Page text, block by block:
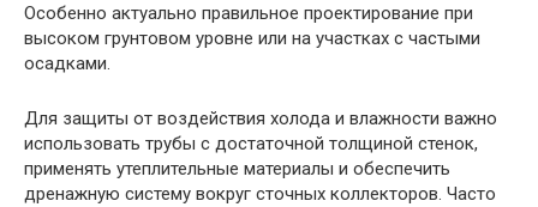
Особенно актуально правильное проектирование при
высоком грунтовом уровне или на участках с частыми
осадками.
Для защиты от воздействия холода и влажности важно
использовать трубы с достаточной толщиной стенок,
применять утеплительные материалы и обеспечить
дренажную систему вокруг сточных коллекторов. Часто